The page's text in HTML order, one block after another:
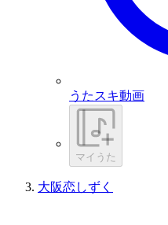
うたスキ動画
マイうた
大阪恋しずく